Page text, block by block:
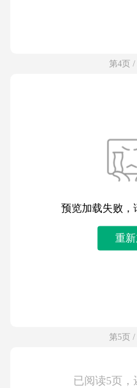
第4页 /
预览加载失败，
重
第5页 /
已阅读5页，